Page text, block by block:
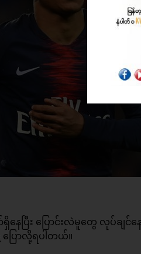
ာ်ရှိနေပြီး ပြောင်းလဲမူတွေ
ောလို့ရပါတယ်။